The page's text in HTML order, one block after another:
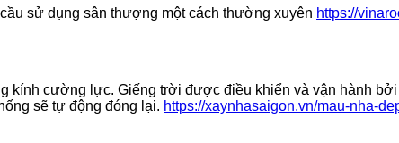
sử dụng sân thượng một cách thường xuyên https://
cường lực. Giếng trời được điều khiển và vận hành
sẽ tự động đóng lại. https://xaynhasaigon.vn/mau-nha-